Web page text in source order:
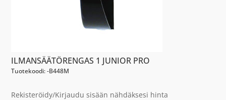
ILMANSÄÄTÖRENGAS 1 JUNIOR PRO
Tuotekoodi: -B448M
Rekisteröidy/Kirjaudu sisään nähdäksesi hinta